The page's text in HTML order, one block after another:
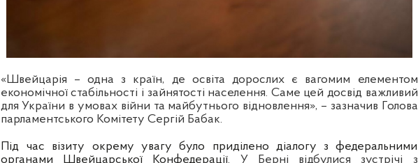
«Швейцарія – одна з країн, де освіта дорослих є вагомим елементом
економічної стабільності і зайнятості населення. Саме цей досвід важливий
для України в умовах війни та майбутнього відновлення», – зазначив Голова
парламентського Комітету Сергій Бабак.
Під час візиту окрему увагу було приділено діалогу з федеральними
органами Швейцарської Конфедерації. У Берні відбулися зустрічі з